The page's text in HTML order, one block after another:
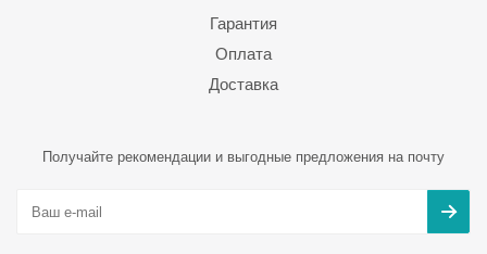
Гарантия
Оплата
Доставка
Получайте рекомендации и выгодные предложения на почту